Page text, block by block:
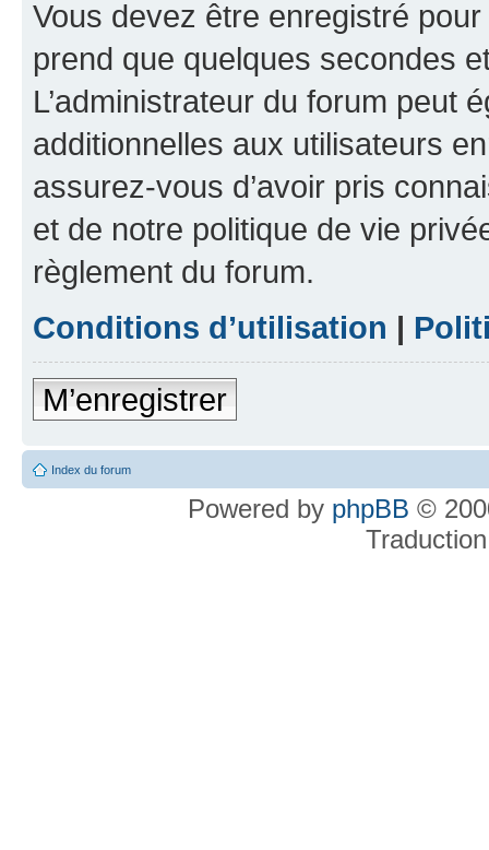
Vous devez être enregistré
prend que quelques secondes
L’administrateur du forum peut
additionnelles aux utilisateurs
assurez-vous d’avoir pris
et de notre politique de vie
règlement du forum.
Conditions d’utilisation |
M’enregistrer
Index du forum
Powered by phpBB ©